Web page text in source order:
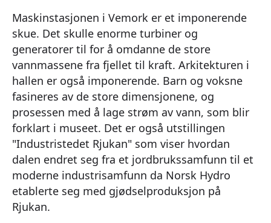
Maskinstasjonen i Vemork er et imponerende
skue. Det skulle enorme turbiner og
generatorer til for å omdanne de store
vannmassene fra fjellet til kraft. Arkitekturen i
hallen er også imponerende. Barn og voksne
fasineres av de store dimensjonene, og
prosessen med å lage strøm av vann, som blir
forklart i museet. Det er også utstillingen
"Industristedet Rjukan" som viser hvordan
dalen endret seg fra et jordbrukssamfunn til et
moderne industrisamfunn da Norsk Hydro
etablerte seg med gjødselproduksjon på
Rjukan.